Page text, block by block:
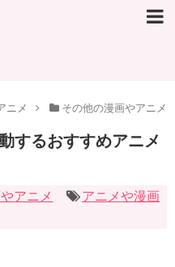
ニメ その他の漫画やアニメ
するおすすめアニメ
アニメ
アニメや漫画